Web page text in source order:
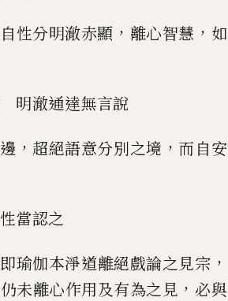
性分明澈赤顯 ， 離心智慧 ， 如
明澈通達無言說
， 超絕語意分別之境 ， 而自安
當認之
瑜伽本淨道離絕戲論之見宗 ，
仍未離心作用及有為之見 ， 必與